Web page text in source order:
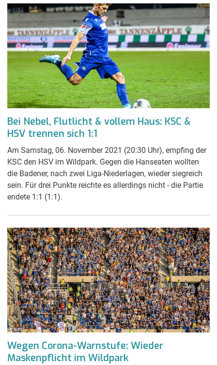
Bei Nebel, Flutlicht & vollem Haus: KSC &
HSV trennen sich 1:1
Am Samstag, 06. November 2021 (20:30 Uhr), empfing der
KSC den HSV im Wildpark. Gegen die Hanseaten wollten
die Badener, nach zwei Liga-Niederlagen, wieder siegreich
sein. Für drei Punkte reichte es allerdings nicht - die Partie
endete 1:1 (1:1).
Wegen Corona-Warnstufe: Wieder
Maskenpflicht im Wildpark